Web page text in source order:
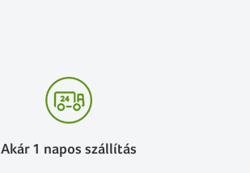
Akár 1 napos szállítás